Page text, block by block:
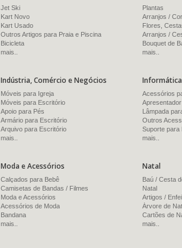
Jet Ski
Kart Novo
Kart Usado
Outros Artigos para Praia e Piscina
Bicicleta
mais..
Plantas
Arranjos /
Flores,
Arranjos /
Bouquet de
mais..
Indústria, Comércio e Negócios
Móveis para Igreja
Móveis para Escritório
Apoio para Pés
Armário para Escritório
Arquivo para Escritório
mais..
Informática
Acessórios
Lâmpada
Outros
Suporte para
mais..
Moda e Acessórios
Calçados para Bebê
Camisetas de Bandas / Filmes
Moda e Acessórios
Acessórios de Moda
Bandana
mais..
Natal
Baú / Cesta
Natal
Artigos /
Árvore de
Cartões de
mais..